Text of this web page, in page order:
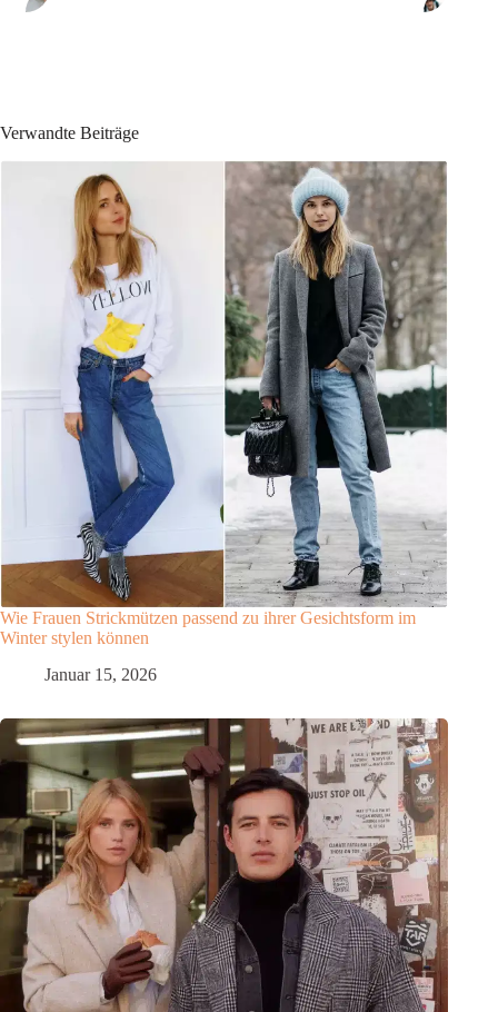
Verwandte Beiträge
Wie Frauen Strickmützen passend zu ihrer Gesichtsform im
Winter stylen können
Januar 15, 2026